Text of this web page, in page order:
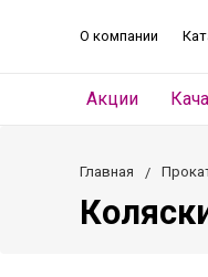
О компании
Акции
Главная